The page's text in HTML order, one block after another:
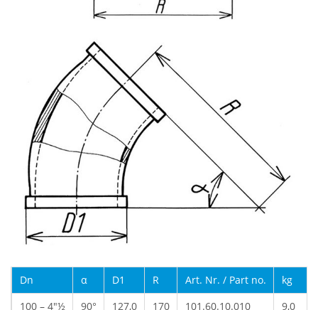
Dn α D1 R Art. Nr. / Part no.
kg
100 – 4"½
90° 127,0 170 101.60.10.010
9,0